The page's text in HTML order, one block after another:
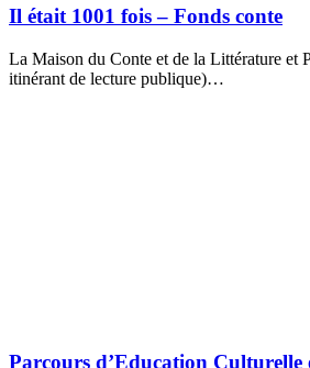
Il était 1001 fois – Fonds conte
La Maison du Conte et de la Littérature et
itinérant de lecture publique)…
Parcours d’Education Culturelle